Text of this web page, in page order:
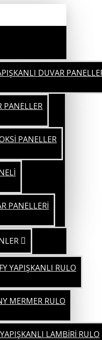
DUVAR
PANELLER
PANELLER
PANELLERİ
YAPIŞKANLI RULO
MERMER RULO
LAMBİRİ RULO